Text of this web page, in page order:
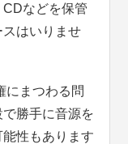
などを保管
はいりませ
にまつわる問
勝手に音源を
性もあります